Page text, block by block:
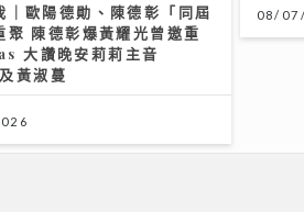
08/
｜歐陽德勛、陳德彰「同屆
聚 陳德彰爆黃耀光曾邀重
大讚晚安莉莉主音
黃淑蔓